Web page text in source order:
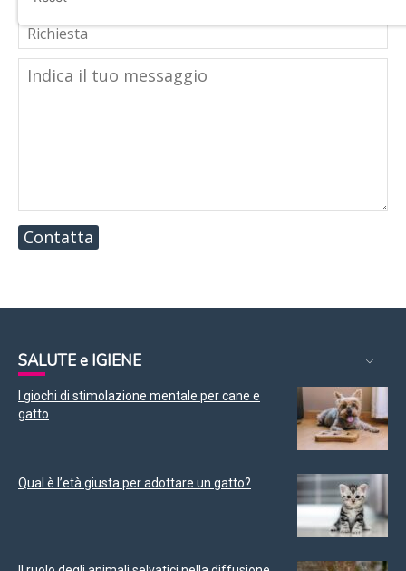
Contatta
SALUTE e IGIENE
I giochi di stimolazione mentale per cane e
gatto
Qual è l’età giusta per adottare un gatto?